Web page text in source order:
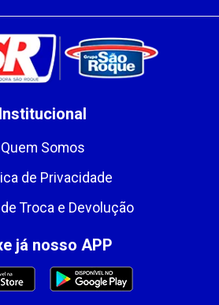
Institucional
Quem Somos
de Privacidade
Troca e Devolução
já nosso APP